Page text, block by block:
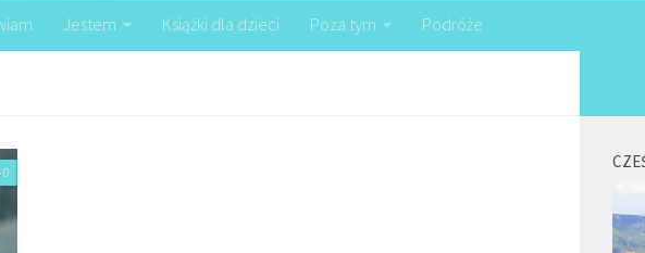
Jestem Książki dla dzieci Poza tym Podróże
0